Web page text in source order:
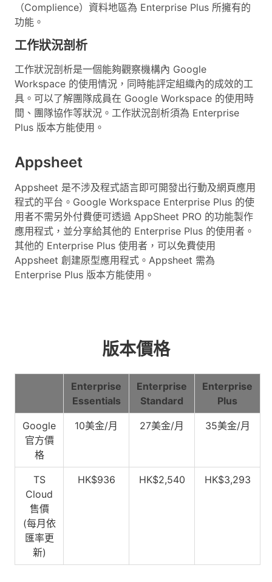
（Complience）資料地區為 Enterprise Plus 所擁有的
功能。
工作狀況剖析
工作狀況剖析是一個能夠觀察機構內 Google
Workspace 的使用情況，同時能評定組織內的成效的工
具。可以了解團隊成員在 Google Workspace 的使用時
間、團隊協作等狀況。工作狀況剖析須為 Enterprise
Plus 版本方能使用。
Appsheet
Appsheet 是不涉及程式語言即可開發出行動及網頁應用
程式的平台。Google Workspace Enterprise Plus 的使
用者不需另外付費便可透過 AppSheet PRO 的功能製作
應用程式，並分享給其他的 Enterprise Plus 的使用者。
其他的 Enterprise Plus 使用者，可以免費使用
Appsheet 創建原型應用程式。Appsheet 需為
Enterprise Plus 版本方能使用。
版本價格
Enterprise
Essentials
Enterprise
Standard
Enterprise
Plus
Google
官方價
格
10美金/月 27美金/月 35美金/月
TS
Cloud
售價
(每月依
匯率更
新)
HK$936 HK$2,540 HK$3,293